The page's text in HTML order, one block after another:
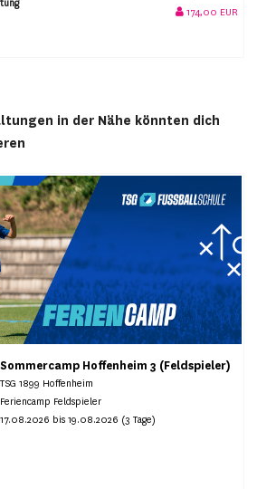
174,00 EUR
in der Nähe könnten dich
Sommercamp Hoffenheim 3 (Feldspieler)
TSG 1899 Hoffenheim
Feriencamp Feldspieler
17.08.2026 bis 19.08.2026 (3 Tage)